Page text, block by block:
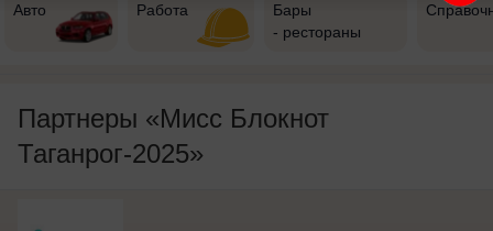
Авто Работа
Бары
- рестораны
Партнеры «Мисс Блокнот
Таганрог-2025»